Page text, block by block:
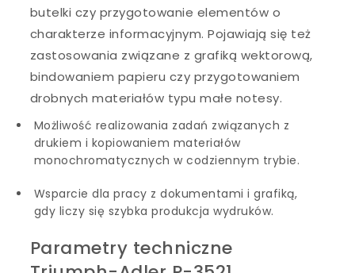
butelki czy przygotowanie elementów o
charakterze informacyjnym. Pojawiają się też
zastosowania związane z grafiką wektorową,
bindowaniem papieru czy przygotowaniem
drobnych materiałów typu małe notesy.
Możliwość realizowania zadań związanych z
drukiem i kopiowaniem materiałów
monochromatycznych w codziennym trybie.
Wsparcie dla pracy z dokumentami i grafiką,
gdy liczy się szybka produkcja wydruków.
Parametry techniczne